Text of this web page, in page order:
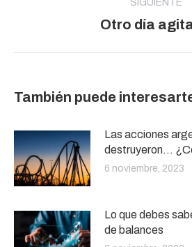
SIGUIENTE
Otro día
También puede
Las acciones
destruyeron…
6 noviembre, 2023
Lo que debes
de balances